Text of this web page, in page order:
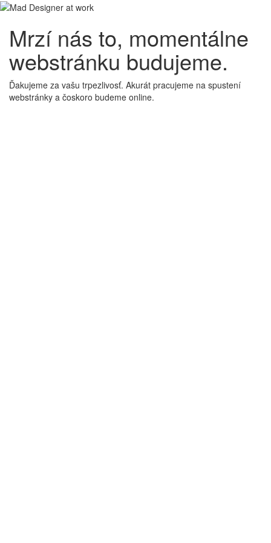
Mrzí nás to, momentálne
webstránku budujeme.
Ďakujeme za vašu trpezlivosť. Akurát pracujeme na spustení
webstránky a čoskoro budeme online.